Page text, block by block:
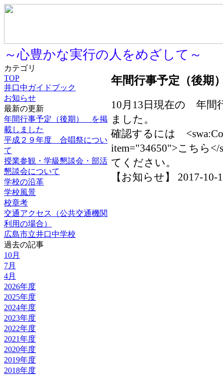
～心豊かな実行の人をめざして～
カテゴリ
TOP
井口中ガイドブック
お知らせ
最新の更新
年間行事予定（後期） を掲
載しました
平成２９年度 合唱祭につい
て
授業参観・学級懇談会・部活
懇談会について
学校の沿革
学校風景
校章考
交通アクセス（公共交通機関
利用の場合）
広島市立井口中学校
過去の記事
10月
7月
4月
2026年度
2025年度
2024年度
2023年度
2022年度
2021年度
2020年度
2019年度
2018年度
年間行事予定（後
10月13日現在の 年間
ました。
確認するには
item="34650">こちら
てください。
【お知らせ】 2017-10-